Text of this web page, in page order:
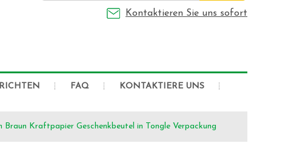
Kontaktieren Sie uns sofort
FAQ KONTAKTIERE UNS
Kraftpapier Geschenkbeutel in Tongle Verpackung